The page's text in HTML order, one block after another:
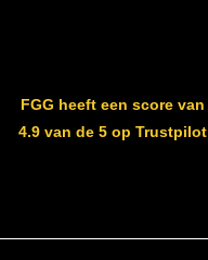
FGG heeft een score van
4.9 van de 5 op Trustpilot